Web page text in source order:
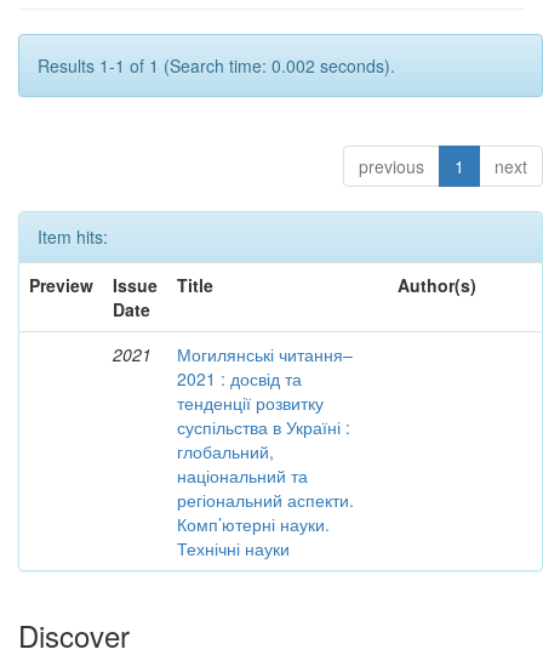
Results 1-1 of 1 (Search time: 0.002 seconds).
previous 1 next
Item hits:
Preview
Issue
Date
Title Author(s)
2021
Могилянські читання–
2021 : досвід та
тенденції розвитку
суспільства в Україні :
глобальний,
національний та
регіональний аспекти.
Комп’ютерні науки.
Технічні науки
Discover